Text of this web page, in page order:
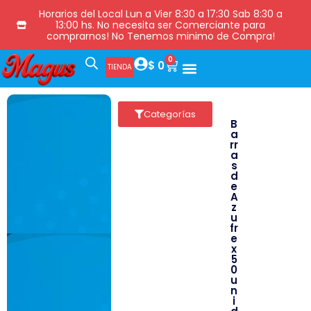
Horarios del Local Lun a Vier 8:30 a 17:30 Sab 8:30 a
13:00 hs. No necesita ser Comerciante para
comprarnos! No Tenemos minimo de Compra!
TIENDA $ 0 0
Categorías
B
a
rr
a
s
d
e
A
z
u
fr
e
x
5
0
u
n
i